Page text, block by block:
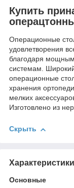
Купить
Операционные
удовлетворения
благодаря мощным
системам.
операционные
хранения
мелких
Изготовлено из
Скрыть
Характеристики
Основные